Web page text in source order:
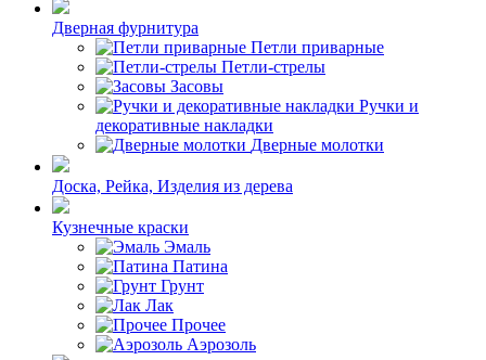
Дверная фурнитура
Петли приварные
Петли-стрелы
Засовы
Ручки и
декоративные накладки
Дверные молотки
Доска, Рейка, Изделия из дерева
Кузнечные краски
Эмаль
Патина
Грунт
Лак
Прочее
Аэрозоль